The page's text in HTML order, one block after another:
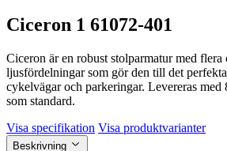
Ciceron 1 61072-401
Ciceron är en robust stolparmatur med
ljusfördelningar som gör den till det
cykelvägar och parkeringar. Levereras med
som standard.
Visa specifikation Visa produktvarianter
Beskrivning